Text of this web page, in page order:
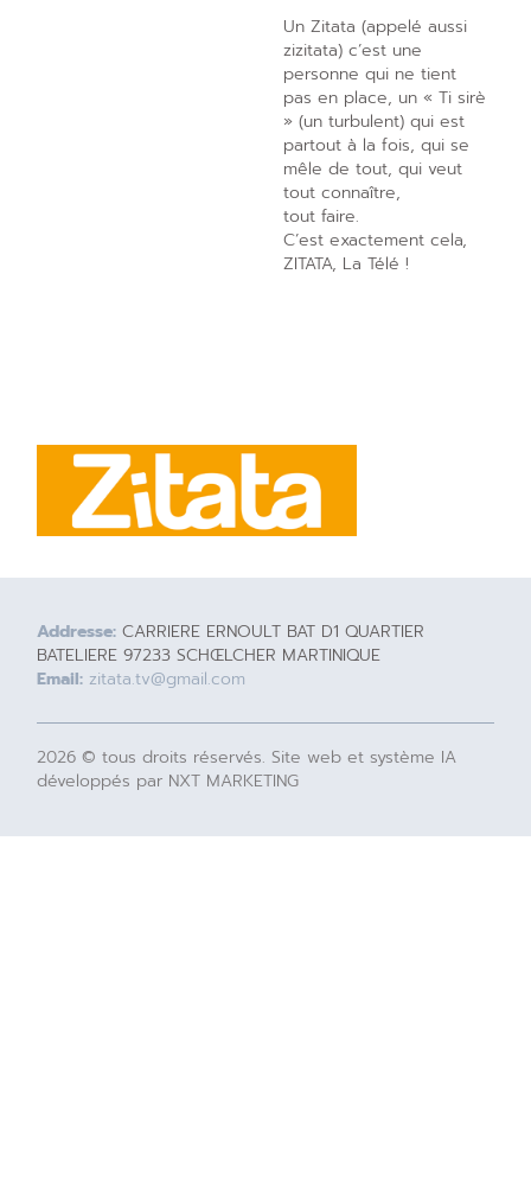
Un Zitata (appelé aussi
zizitata) c’est une
personne qui ne tient
pas en place, un « Ti sirè
» (un turbulent) qui est
partout à la fois, qui se
mêle de tout, qui veut
tout connaître,
tout faire.
C’est exactement cela,
ZITATA, La Télé !
Addresse: CARRIERE ERNOULT BAT D1 QUARTIER
BATELIERE 97233 SCHŒLCHER MARTINIQUE
Email: zitata.tv@gmail.com
2026 © tous droits réservés. Site web et système IA
développés par NXT MARKETING